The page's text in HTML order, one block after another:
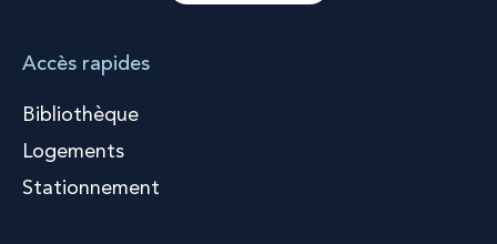
Accès rapides
Bibliothèque
Logements
Stationnement